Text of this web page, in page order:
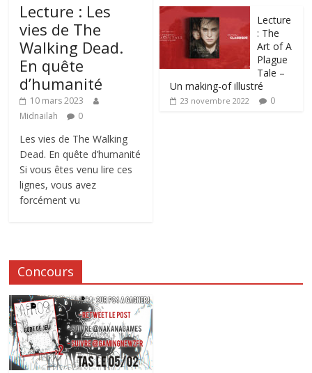
Lecture : Les
vies de The
Walking Dead.
En quête
d’humanité
10 mars 2023
Midnailah
0
Les vies de The Walking
Dead. En quête d’humanité
Si vous êtes venu lire ces
lignes, vous avez
forcément vu
Lecture
: The
Art of A
Plague
Tale –
Un making-of illustré
23 novembre 2022 0
Concours